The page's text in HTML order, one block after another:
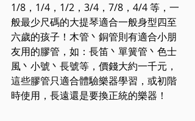
1/8，1/4，1/2，3/4，7/8，4/4 等，一
般最少尺碼的大提琴適合一般身型四至
六歲的孩子！木管丶銅管則有適合小朋
友用的膠管，如：長笛丶單簧管丶色士
風丶小號丶長號等，價錢大約一千元，
這些膠管只適合體驗樂器學習，或初階
時使用，長遠還是要換正統的樂器！